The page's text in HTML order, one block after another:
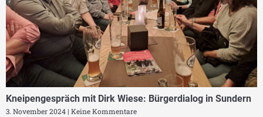
Kneipengespräch mit Dirk Wiese: Bürgerdialog in Sundern
3. November 2024 Keine Kommentare